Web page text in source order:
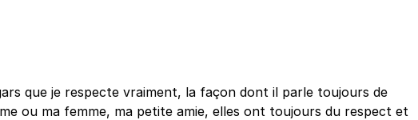
que je respecte vraiment, la façon dont il parle toujours de
ou ma femme, ma petite amie, elles ont toujours du respect et